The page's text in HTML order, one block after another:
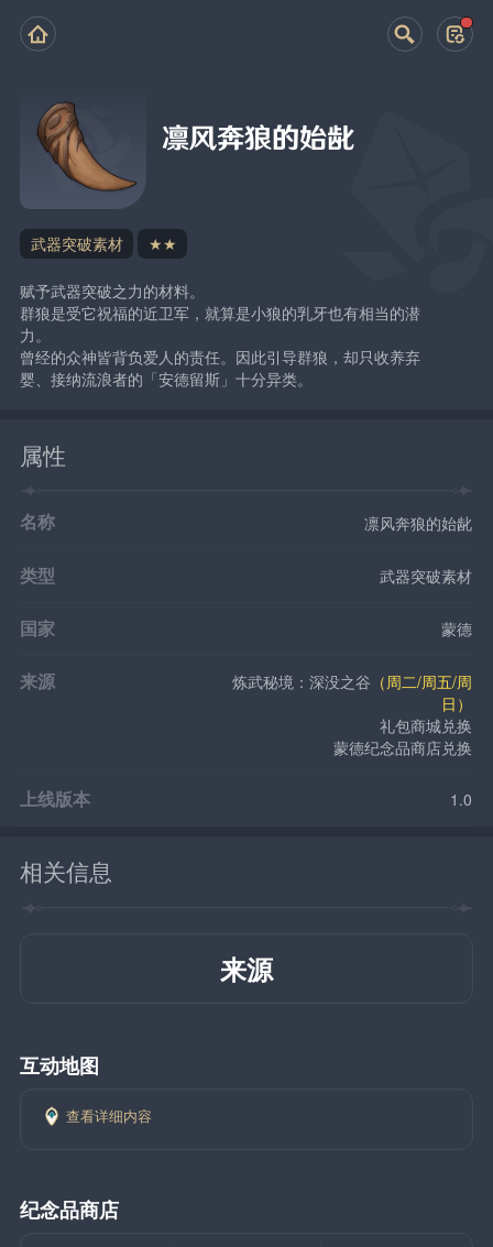
凛风奔狼的始龀
武器突破素材 ★★
赋予武器突破之力的材料。
群狼是受它祝福的近卫军，就算是小狼的乳牙也有相当的潜
力。
曾经的众神皆背负爱人的责任。因此引导群狼，却只收养弃
婴、接纳流浪者的「安德留斯」十分异类。
属性
名称 凛风奔狼的始龀
类型 武器突破素材
国家 蒙德
来源 炼武秘境：深没之谷 （周二/周五/周
日）
礼包商城兑换
蒙德纪念品商店兑换
上线版本 1.0
相关信息
来源
互动地图
查看详细内容
纪念品商店